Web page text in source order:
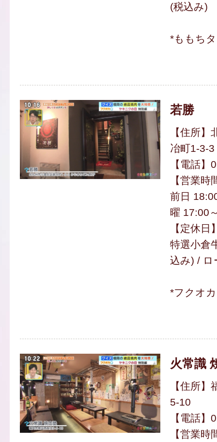
(税込み)
*ももち
若勝
【住所
冶町1-3-3
【電話
【営業
前日
曜 17:00
【定休日
特選小倉
込み) / ロ
*フクオ
火常識
【住所
5-10
【電話
【営業